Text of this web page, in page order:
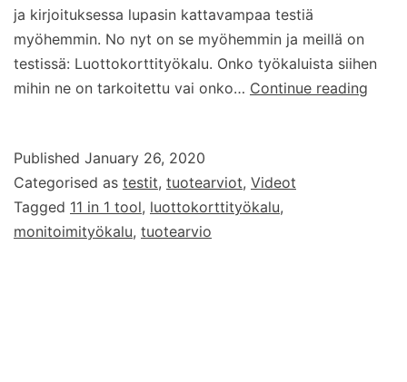
ja kirjoituksessa lupasin kattavampaa testiä
myöhemmin. No nyt on se myöhemmin ja meillä on
testissä: Luottokorttityökalu. Onko työkaluista siihen
mihin ne on tarkoitettu vai onko… Continue reading
Published January 26, 2020
Categorised as testit, tuotearviot, Videot
Tagged 11 in 1 tool, luottokorttityökalu,
monitoimityökalu, tuotearvio